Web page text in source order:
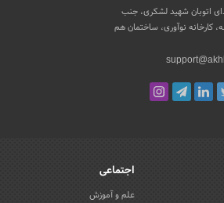
اتوبان شهید لشکری، جنب
کارخانه نوآوری، ساختمان هم
اجتماعی
علم و آموزش